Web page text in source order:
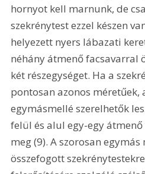
hornyot kell marnunk, de
szekrénytest ezzel készen
helyezett nyers lábazati
néhány átmenő facsavarral
két részegységet. Ha a
pontosan azonos méretűek,
egymásmellé szerelhetők
felül és alul egy-egy
meg (9). A szorosan
összefogott